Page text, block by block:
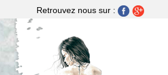
Retrouvez nous sur :